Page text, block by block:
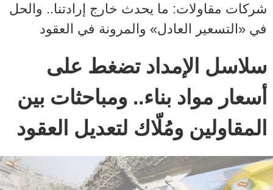
شركات مقاولات: ما يحدث خارج إرادتنا.. والحل
في «التسعير العادل» والمرونة في العقود
سلاسل الإمداد تضغط على
أسعار مواد بناء.. ومباحثات بين
المقاولين ومُلّاك لتعديل العقود